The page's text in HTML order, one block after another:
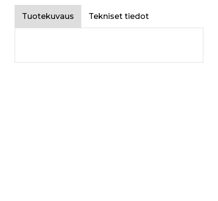
Tuotekuvaus Tekniset tiedot